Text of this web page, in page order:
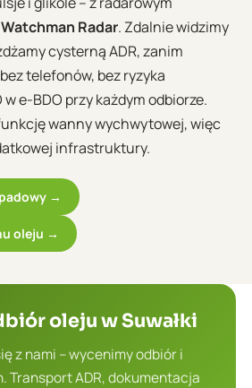
Watchman Radar. Zdalnie widzimy
cysterną ADR, zanim
telefonów, bez ryzyka
w e-BDO przy każdym odbiorze.
wanny wychwytowej, więc
infrastruktury.
→
oleju →
oleju w Suwałki
z nami – wycenimy odbiór i
Transport ADR, dokumentacja